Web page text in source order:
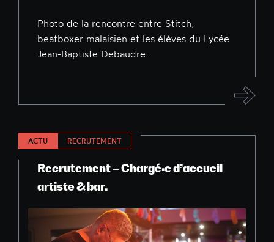
Photo de la rencontre entre Stitch,
beatboxer malaisien et les élèves du Lycée
Jean-Baptiste Debaudre.
ACTU RECRUTEMENT
Recrutement – Chargé·e d’accueil
artiste & bar.